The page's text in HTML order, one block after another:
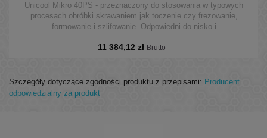
Unicool Mikro 40PS - przeznaczony do stosowania w typowych
procesach obróbki skrawaniem jak toczenie czy frezowanie,
formowanie i szlifowanie. Odpowiedni do nisko i
układach centralnych oraz w pojedynczych maszynach.
11 384,12 zł Brutto
Szczegóły dotyczące zgodności produktu z przepisami: Producent
odpowiedzialny za produkt